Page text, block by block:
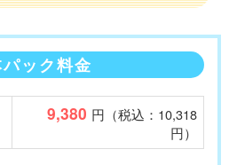
ック料金
9,380 円（税込：10,318
円）